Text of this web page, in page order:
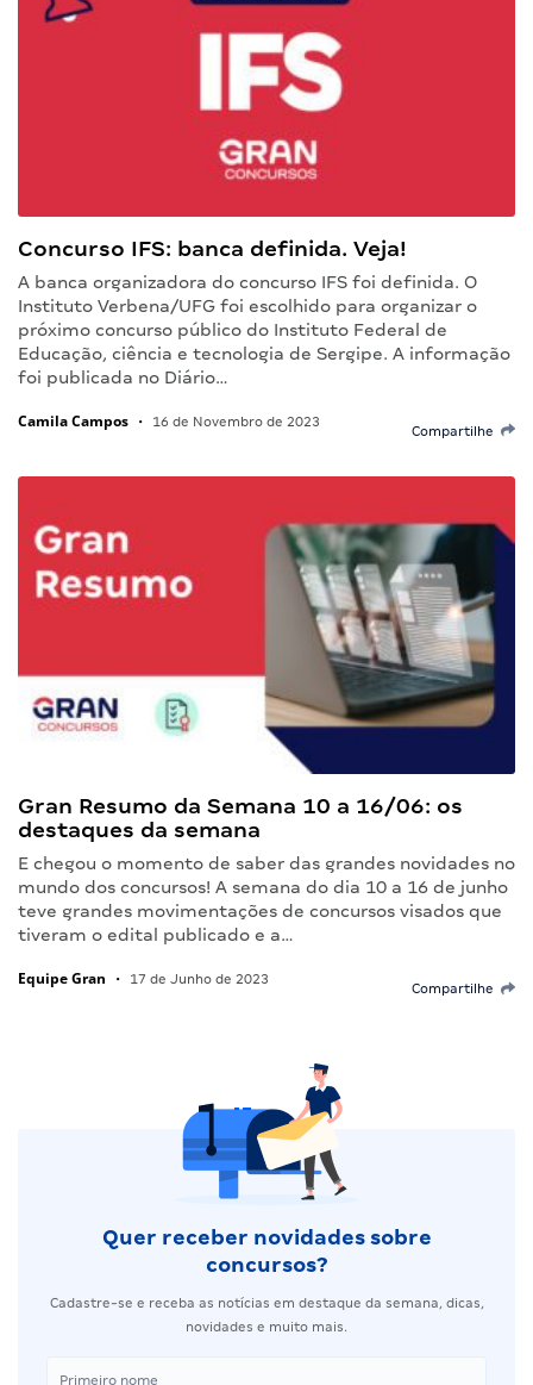
Concurso IFS: banca definida. Veja!
A banca organizadora do concurso IFS foi definida. O
Instituto Verbena/UFG foi escolhido para organizar o
próximo concurso público do Instituto Federal de
Educação, ciência e tecnologia de Sergipe. A informação
foi publicada no Diário…
Camila Campos • 16 de Novembro de 2023
Compartilhe
Gran Resumo da Semana 10 a 16/06: os
destaques da semana
E chegou o momento de saber das grandes novidades no
mundo dos concursos! A semana do dia 10 a 16 de junho
teve grandes movimentações de concursos visados que
tiveram o edital publicado e a…
Equipe Gran • 17 de Junho de 2023
Compartilhe
Quer receber novidades sobre
concursos?
Cadastre-se e receba as notícias em destaque da semana, dicas,
novidades e muito mais.